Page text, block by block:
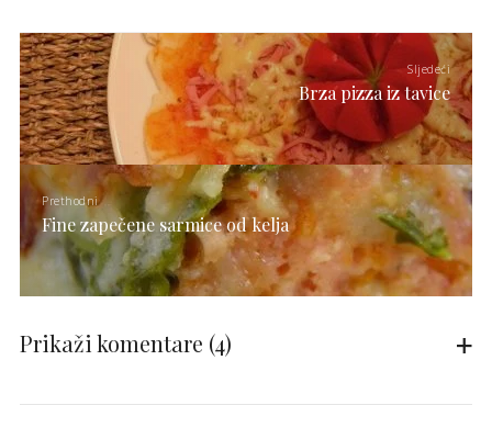
Sljedeći
Brza pizza iz tavice
Prethodni
Fine zapečene sarmice od kelja
Prikaži komentare (4)